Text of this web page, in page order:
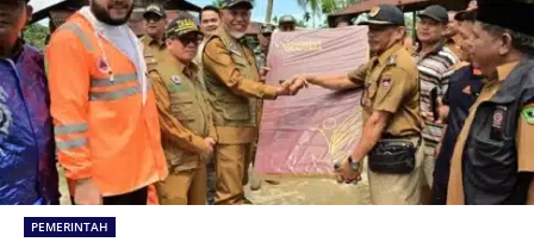
PEMERINTAH